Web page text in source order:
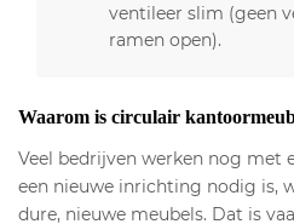
ventileer slim (geen
ramen open).
Waarom is circulair
Veel bedrijven werken nog met
een nieuwe inrichting nodig is,
dure, nieuwe meubels. Dat is